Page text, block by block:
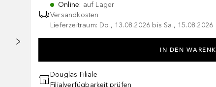
Online: auf Lager
Versandkosten
Lieferzeitraum: Do., 13.08.2026 bis Sa., 15.08.2026
IN DEN
Douglas-Filiale
Filialverfügbarkeit prüfen